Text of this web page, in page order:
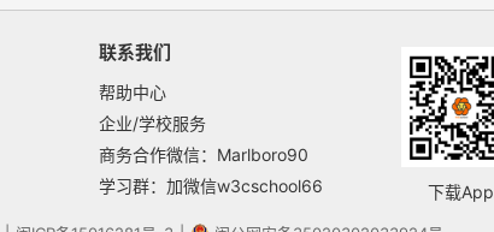
联系我们
帮助中心
企业/学校服务
商务合作微信：Marlboro90
学习群：加微信w3cschool66
下载App